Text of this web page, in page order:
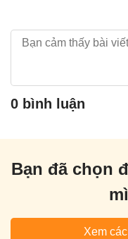
0 bình luận
Bạn đã chọn
Xem